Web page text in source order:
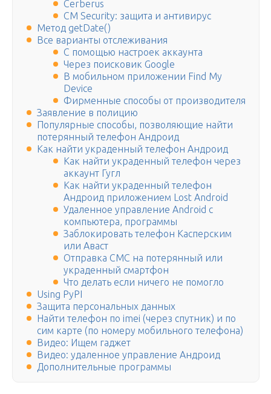
Cerberus
CM Security: защита и антивирус
Метод getDate()
Все варианты отслеживания
С помощью настроек аккаунта
Через поисковик Google
В мобильном приложении Find My
Device
Фирменные способы от производителя
Заявление в полицию
Популярные способы, позволяющие найти
потерянный телефон Андроид
Как найти украденный телефон Андроид
Как найти украденный телефон через
аккаунт Гугл
Как найти украденный телефон
Андроид приложением Lost Android
Удаленное управление Android с
компьютера, программы
Заблокировать телефон Касперским
или Аваст
Отправка СМС на потерянный или
украденный смартфон
Что делать если ничего не помогло
Using PyPI
Защита персональных данных
Найти телефон по imei (через спутник) и по
сим карте (по номеру мобильного телефона)
Видео: Ищем гаджет
Видео: удаленное управление Андроид
Дополнительные программы